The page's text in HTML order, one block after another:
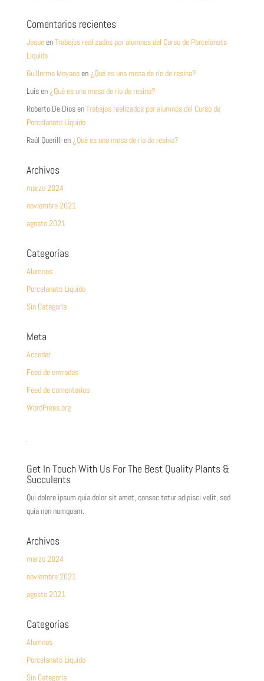
Comentarios recientes
JosueenTrabajos realizados por alumnos del Curso de Porcelanato
Liquido
Guillermo Moyanoen ¿Qué es una mesa de río de resina?
Luisen ¿Qué es una mesa de río de resina?
Roberto De DiosenTrabajos realizados por alumnos del Curso de
Porcelanato Liquido
Raúl Querilli en ¿Qué es una mesa de río de resina?
Archivos
marzo 2024
noviembre 2021
agosto 2021
Categorías
Alumnos
Porcelanato Liquido
Sin Categoría
Meta
Acceder
Feed de entradas
Feed de comentarios
WordPress.org
Get In Touch With Us For The Best Quality Plants &
Succulents
Qui dolore ipsum quia dolor sit amet, consec tetur adipisci velit, sed
quia non numquam.
Archivos
marzo 2024
noviembre 2021
agosto 2021
Categorías
Alumnos
Porcelanato Liquido
Sin Categoría